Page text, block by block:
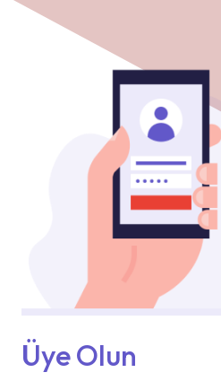
Üye Olun